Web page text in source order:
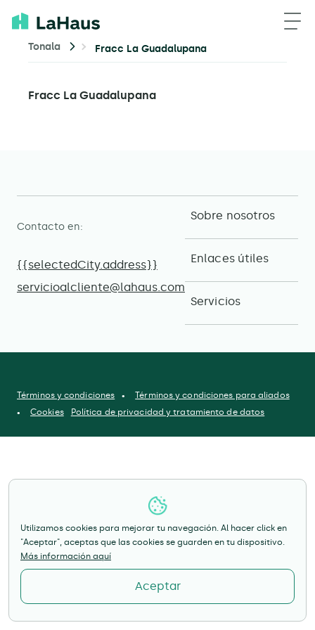
Utilizamos cookies para mejorar tu navegación. Al hacer click en
"Aceptar", aceptas que las cookies se guarden en tu dispositivo.
Más información aquí
Aceptar
Tonala Fracc La Guadalupana
Fracc La Guadalupana
Contacto en:
{{selectedCity.address}}
servicioalcliente@lahaus.com
Sobre nosotros
Enlaces útiles
Servicios
Términos y condiciones
Términos y condiciones para aliados
Cookies
Política de privacidad y tratamiento de datos